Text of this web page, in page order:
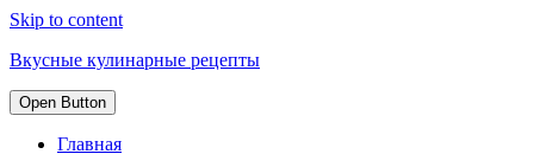
Skip to content
Вкусные кулинарные рецепты
Open Button
Главная